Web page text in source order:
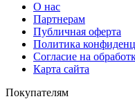
О нас
Партнерам
Публичная оферта
Политика
Согласие на
Карта сайта
Покупателям